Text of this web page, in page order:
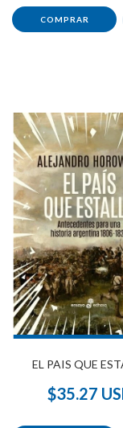
EL PAIS QUE
$35.27